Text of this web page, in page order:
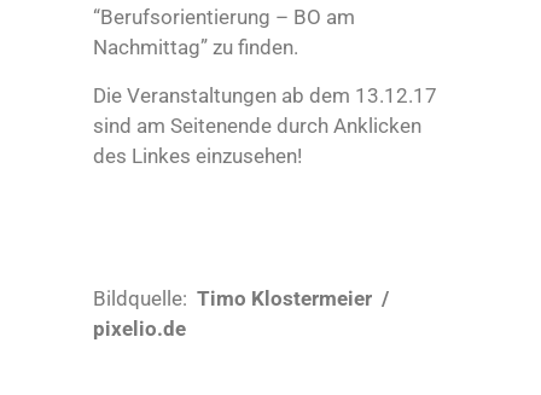
“Berufsorientierung – BO am
Nachmittag” zu finden.
Die Veranstaltungen ab dem 13.12.17
sind am Seitenende durch Anklicken
des Linkes einzusehen!
Bildquelle:Timo Klostermeier /
pixelio.de